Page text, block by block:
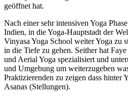
geöffnet hat.
Nach einer sehr intensiven Yoga
Indien, in die Yoga-Hauptstadt der
Vinyasa Yoga School weiter Yoga zu
in die Tiefe zu gehen. Seither hat
und Aerial Yoga spezialisiert und
und Umgebung um weiterzugeben
Praktizierenden zu zeigen dass hinter
Asanas (Stellungen).